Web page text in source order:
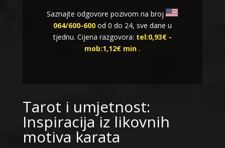
Saznajte odgovore pozivom na broj
064/600-600 od 0 do 24, sve dane u
tjednu. Cijena razgovora: tel:0,93€ -
mob:1,12€ min .
Tarot i umjetnost:
Inspiracija iz likovnih
motiva karata